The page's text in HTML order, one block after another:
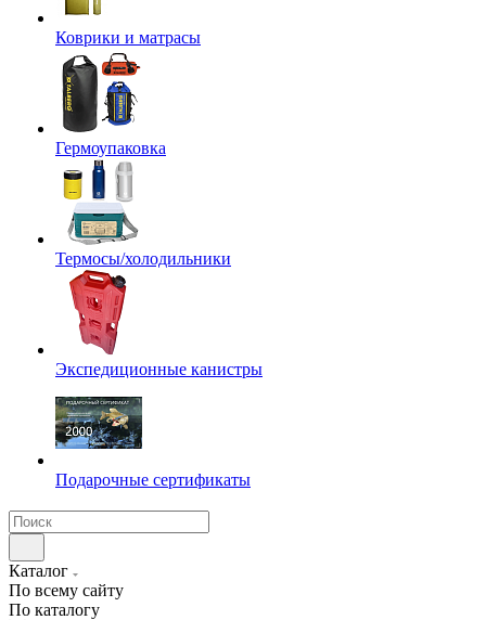
Коврики и матрасы
Гермоупаковка
Термосы/холодильники
Экспедиционные канистры
Подарочные сертификаты
Каталог
По всему сайту
По каталогу